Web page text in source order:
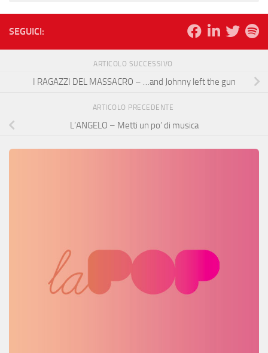
SEGUICI:
ARTICOLO SUCCESSIVO
I RAGAZZI DEL MASSACRO – …and Johnny left the gun
ARTICOLO PRECEDENTE
L’ANGELO – Metti un po’ di musica